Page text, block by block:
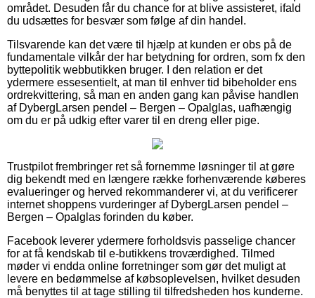
området. Desuden får du chance for at blive assisteret, ifald
du udsættes for besvær som følge af din handel.
Tilsvarende kan det være til hjælp at kunden er obs på de
fundamentale vilkår der har betydning for ordren, som fx den
byttepolitik webbutikken bruger. I den relation er det
ydermere essesentielt, at man til enhver tid bibeholder ens
ordrekvittering, så man en anden gang kan påvise handlen
af DybergLarsen pendel – Bergen – Opalglas, uafhængig
om du er på udkig efter varer til en dreng eller pige.
Trustpilot frembringer ret så fornemme løsninger til at gøre
dig bekendt med en længere række forhenværende køberes
evalueringer og herved rekommanderer vi, at du verificerer
internet shoppens vurderinger af DybergLarsen pendel –
Bergen – Opalglas forinden du køber.
Facebook leverer ydermere forholdsvis passelige chancer
for at få kendskab til e-butikkens troværdighed. Tilmed
møder vi endda online forretninger som gør det muligt at
levere en bedømmelse af købsoplevelsen, hvilket desuden
må benyttes til at tage stilling til tilfredsheden hos kunderne.